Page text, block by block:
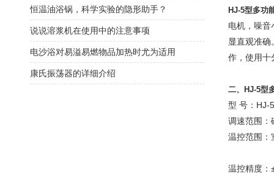
HJ-5型多功
电机，噪音
显直观准确
作，使用十
二、HJ-5型
型 号：HJ-5
调速范围：
温控范围
温控精度
恒温油浴锅，科学实验的隐形助手？
说说溶浆机在使用中的注意事项
电沙浴对易溢易燃物品加热时尤为适用
康氏振荡器的详细介绍